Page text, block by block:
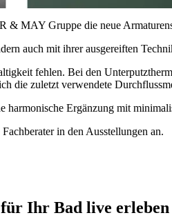
& MAY Gruppe die neue
auch mit ihrer ausgereiften
fehlen. Bei den
die zuletzt verwendete
Ergänzung mit
in den Ausstellungen an.
für Ihr Bad live erleben